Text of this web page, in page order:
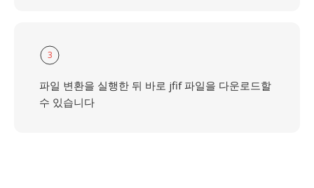
3
파일 변환을 실행한 뒤 바로 jfif 파일을 다운로드할
수 있습니다